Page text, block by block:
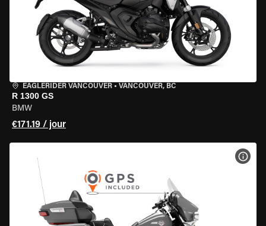
EAGLERIDER VANCOUVER • VANCOUVER, BC
R 1300 GS
BMW
€171.19 / jour